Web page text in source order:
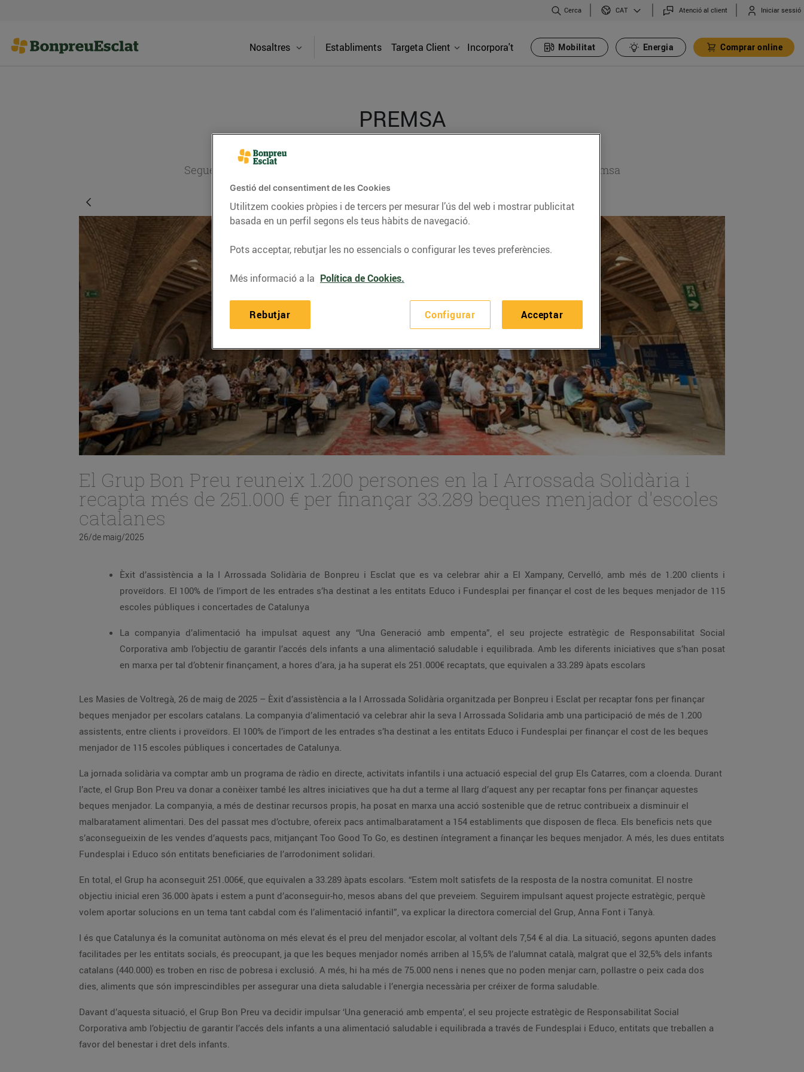
Cerca CAT Atenció al client Iniciar sessió
Nosaltres Establiments Targeta Client Incorpora't Mobilitat Energia Comprar online
PREMSA
Segueix l'actualitat dels supermercats Bonpreu i Esclat a través de la secció de premsa
El Grup Bon Preu reuneix 1.200 persones en la I Arrossada Solidària i
recapta més de 251.000 € per finançar 33.289 beques menjador d'escoles
catalanes
26/de maig/2025
Èxit d’assistència a la I Arrossada Solidària de Bonpreu i Esclat que es va celebrar ahir a El Xampany, Cervelló, amb més de 1.200 clients i
proveïdors. El 100% de l’import de les entrades s’ha destinat a les entitats Educo i Fundesplai per finançar el cost de les beques menjador de 115
escoles públiques i concertades de Catalunya
La companyia d’alimentació ha impulsat aquest any “Una Generació amb empenta”, el seu projecte estratègic de Responsabilitat Social
Corporativa amb l’objectiu de garantir l’accés dels infants a una alimentació saludable i equilibrada. Amb les diferents iniciatives que s’han posat
en marxa per tal d’obtenir finançament, a hores d’ara, ja ha superat els 251.000€ recaptats, que equivalen a 33.289 àpats escolars
Les Masies de Voltregà, 26 de maig de 2025 – Èxit d’assistència a la I Arrossada Solidària organitzada per Bonpreu i Esclat per recaptar fons per finançar
beques menjador per escolars catalans. La companyia d’alimentació va celebrar ahir la seva I Arrossada Solidaria amb una participació de més de 1.200
assistents, entre clients i proveïdors. El 100% de l’import de les entrades s’ha destinat a les entitats Educo i Fundesplai per finançar el cost de les beques
menjador de 115 escoles públiques i concertades de Catalunya.
La jornada solidària va comptar amb un programa de ràdio en directe, activitats infantils i una actuació especial del grup Els Catarres, com a cloenda. Durant
l’acte, el Grup Bon Preu va donar a conèixer també les altres iniciatives que ha dut a terme al llarg d’aquest any per recaptar fons per finançar aquestes
beques menjador. La companyia, a més de destinar recursos propis, ha posat en marxa una acció sostenible que de retruc contribueix a disminuir el
malbaratament alimentari. Des del passat mes d’octubre, ofereix pacs antimalbaratament a 154 establiments que disposen de fleca. Els beneficis nets que
s’aconsegueixin de les vendes d’aquests pacs, mitjançant Too Good To Go, es destinen íntegrament a finançar les beques menjador. A més, les dues entitats
Fundesplai i Educo són entitats beneficiaries de l’arrodoniment solidari.
En total, el Grup ha aconseguit 251.006€, que equivalen a 33.289 àpats escolars. “Estem molt satisfets de la resposta de la nostra comunitat. El nostre
objectiu inicial eren 36.000 àpats i estem a punt d’aconseguir-ho, mesos abans del que preveiem. Seguirem impulsant aquest projecte estratègic, perquè
volem aportar solucions en un tema tant cabdal com és l’alimentació infantil”, va explicar la directora comercial del Grup, Anna Font i Tanyà.
I és que Catalunya és la comunitat autònoma on més elevat és el preu del menjador escolar, al voltant dels 7,54 € al dia. La situació, segons apunten dades
facilitades per les entitats socials, és preocupant, ja que les beques menjador només arriben al 15,5% de l’alumnat català, malgrat que el 32,5% dels infants
catalans (440.000) es troben en risc de pobresa i exclusió. A més, hi ha més de 75.000 nens i nenes que no poden menjar carn, pollastre o peix cada dos
dies, aliments que són imprescindibles per assegurar una dieta saludable i l’energia necessària per créixer de forma saludable.
Davant d’aquesta situació, el Grup Bon Preu va decidir impulsar ‘Una generació amb empenta’, el seu projecte estratègic de Responsabilitat Social
Corporativa amb l’objectiu de garantir l’accés dels infants a una alimentació saludable i equilibrada a través de Fundesplai i Educo, entitats que treballen a
favor del benestar i dret dels infants.
Gestió del consentiment de les Cookies
Utilitzem cookies pròpies i de tercers per mesurar l’ús del web i mostrar publicitat
basada en un perfil segons els teus hàbits de navegació.
Pots acceptar, rebutjar les no essencials o configurar les teves preferències.
Més informació a la Política de Cookies.
Configurar
Rebutjar Acceptar